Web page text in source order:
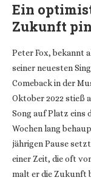
Ein
Zukunft
Peter Fox, bekannt
seiner neuesten
Comeback in der
Oktober 2022 stieß
Song auf Platz eins
Wochen lang
jährigen Pause
einer Zeit, die oft
malt er die Zukunft